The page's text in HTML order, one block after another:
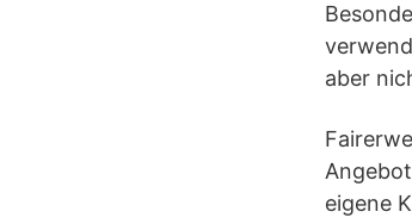
aber
eigene